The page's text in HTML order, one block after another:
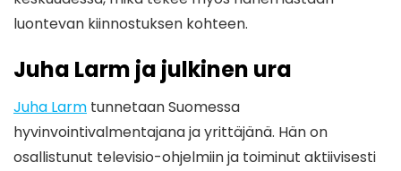
luontevan kiinnostuksen kohteen.
Juha Larm ja julkinen ura
Juha Larm tunnetaan Suomessa
hyvinvointivalmentajana ja yrittäjänä. Hän on
osallistunut televisio-ohjelmiin ja toiminut aktiivisesti